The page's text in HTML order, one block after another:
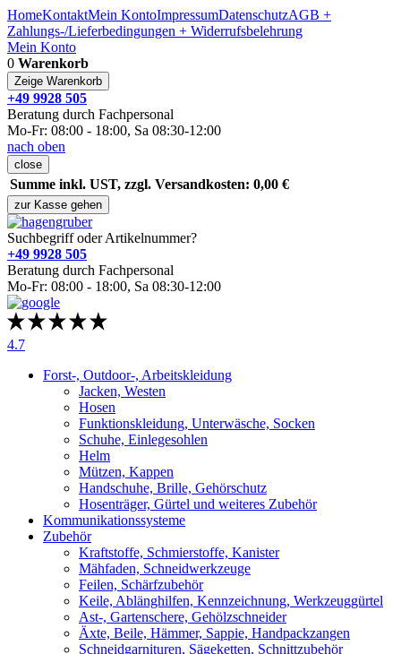
HomeKontaktMein KontoImpressumDatenschutzAGB +
Zahlungs-/Lieferbedingungen + Widerrufsbelehrung
Mein Konto
0 Warenkorb
Zeige Warenkorb
+49 9928 505
Beratung durch Fachpersonal
Mo-Fr: 08:00 - 18:00, Sa 08:30-12:00
nach oben
close
Summe inkl. UST, zzgl. Versandkosten: 0,00 €
zur Kasse gehen
Suchbegriff oder Artikelnummer?
+49 9928 505
Beratung durch Fachpersonal
Mo-Fr: 08:00 - 18:00, Sa 08:30-12:00
4.7
Forst-, Outdoor-, Arbeitskleidung
Jacken, Westen
Hosen
Funktionskleidung, Unterwäsche, Socken
Schuhe, Einlegesohlen
Helm
Mützen, Kappen
Handschuhe, Brille, Gehörschutz
Hosenträger, Gürtel und weiteres Zubehör
Kommunikationssysteme
Zubehör
Kraftstoffe, Schmierstoffe, Kanister
Mähfaden, Schneidwerkzeuge
Feilen, Schärfzubehör
Keile, Ablänghilfen, Kennzeichnung, Werkzeuggürtel
Ast-, Gartenschere, Gehölzschneider
Äxte, Beile, Hämmer, Sappie, Handpackzangen
Schneidgarnituren, Sägeketten, Schnittzubehör